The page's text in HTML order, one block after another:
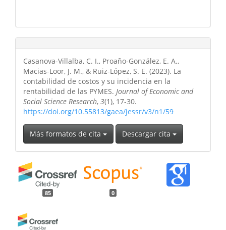
Casanova-Villalba, C. I., Proaño-González, E. A.,
Macias-Loor, J. M., & Ruiz-López, S. E. (2023). La
contabilidad de costos y su incidencia en la
rentabilidad de las PYMES. Journal of Economic and
Social Science Research, 3(1), 17-30.
https://doi.org/10.55813/gaea/jessr/v3/n1/59
Más formatos de cita Descargar cita
85 0